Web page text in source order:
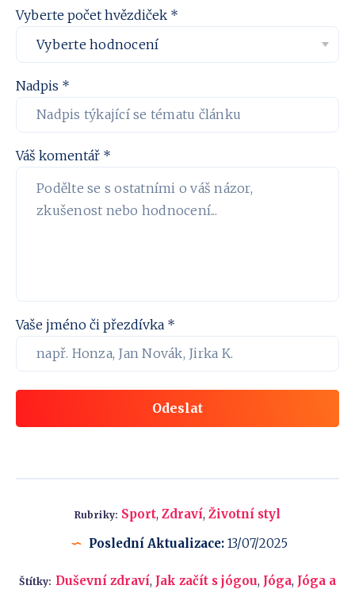
Vyberte počet hvězdiček *
Nadpis *
Váš komentář *
Vaše jméno či přezdívka *
Odeslat
Rubriky: Sport,Zdraví,Životní styl
Poslední Aktualizace: 13/07/2025
Štítky: Duševní zdraví, Jak začít s jógou, Jóga, Jóga a